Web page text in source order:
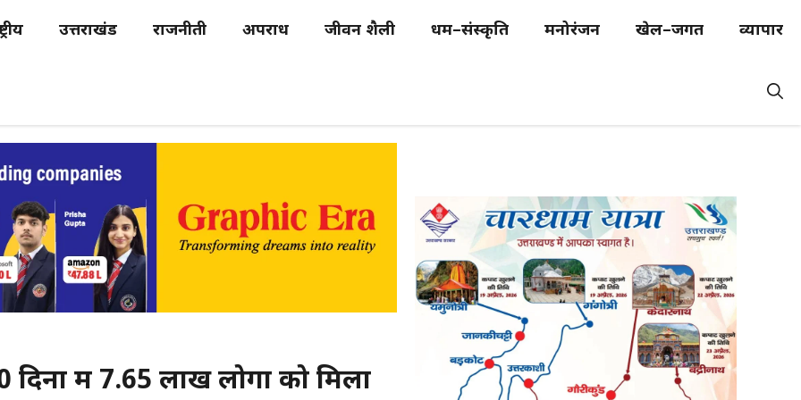
उत्तराखंड राजनीती अपराध जीवन शैली धर्म–संस्कृति मनोरंजन खेल–जगत व्यापार
दिनों में 7.65 लाख लोगों को मिला